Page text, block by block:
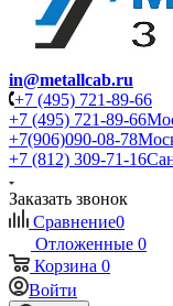
in@metallcab.ru
+7 (495) 721-89-66
+7 (495) 721-89-66
+7(906)090-08-78
+7 (812) 309-71-16
Заказать звонок
Сравнение0
Отложенные 0
Корзина 0
Войти